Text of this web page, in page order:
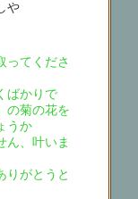
や
てくださ
かりで
菊の花を
か
叶いま
うと